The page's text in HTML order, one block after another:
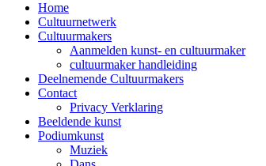
Home
Cultuurnetwerk
Cultuurmakers
Aanmelden kunst- en cultuurmaker
cultuurmaker handleiding
Deelnemende Cultuurmakers
Contact
Privacy Verklaring
Beeldende kunst
Podiumkunst
Muziek